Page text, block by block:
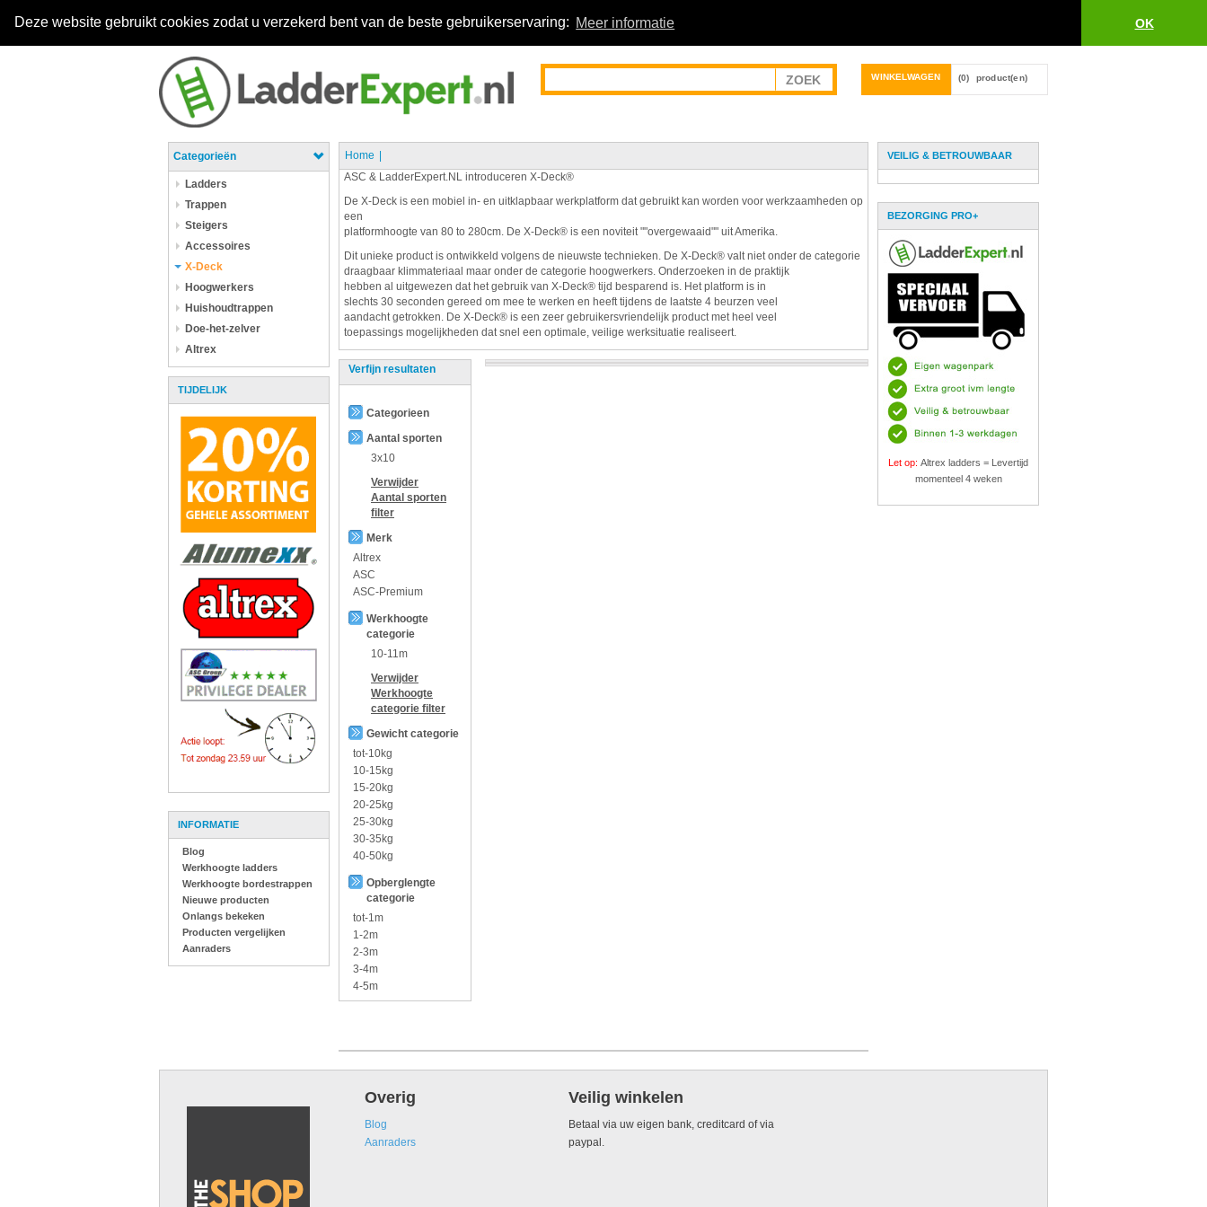
Deze website gebruikt cookies zodat u verzekerd bent van de beste gebruikerservaring: Meer informatie OK
WINKELWAGEN (0) product(en)
Categorieën
Ladders
Trappen
Steigers
Accessoires
X-Deck
Hoogwerkers
Huishoudtrappen
Doe-het-zelver
Altrex
TIJDELIJK
INFORMATIE
Blog
Werkhoogte ladders
Werkhoogte bordestrappen
Nieuwe producten
Onlangs bekeken
Producten vergelijken
Aanraders
Home
ASC & LadderExpert.NL introduceren X-Deck®
De X-Deck is een mobiel in- en uitklapbaar werkplatform dat gebruikt kan worden voor werkzaamheden op
een
platformhoogte van 80 to 280cm. De X-Deck® is een noviteit ""overgewaaid"" uit Amerika.
Dit unieke product is ontwikkeld volgens de nieuwste technieken. De X-Deck® valt niet onder de categorie
draagbaar klimmateriaal maar onder de categorie hoogwerkers. Onderzoeken in de praktijk
hebben al uitgewezen dat het gebruik van X-Deck® tijd besparend is. Het platform is in
slechts 30 seconden gereed om mee te werken en heeft tijdens de laatste 4 beurzen veel
aandacht getrokken. De X-Deck® is een zeer gebruikersvriendelijk product met heel veel
toepassings mogelijkheden dat snel een optimale, veilige werksituatie realiseert.
Verfijn resultaten
Categorieen
Aantal sporten
3x10
Verwijder
Aantal sporten
filter
Merk
Altrex
ASC
ASC-Premium
Werkhoogte
categorie
10-11m
Verwijder
Werkhoogte
categorie filter
Gewicht categorie
tot-10kg
10-15kg
15-20kg
20-25kg
25-30kg
30-35kg
40-50kg
Opberglengte
categorie
tot-1m
1-2m
2-3m
3-4m
4-5m
VEILIG & BETROUWBAAR
BEZORGING PRO+
Let op: Altrex ladders = Levertijd
momenteel 4 weken
Overig
Blog
Aanraders
Veilig winkelen
Betaal via uw eigen bank, creditcard of via
paypal.